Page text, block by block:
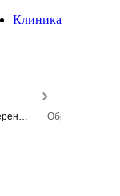
Клиника